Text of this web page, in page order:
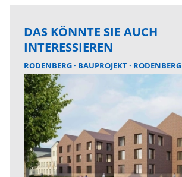
DAS KÖNNTE SIE AUCH
INTERESSIEREN
RODENBERG BAUPROJEKT RODENBERG